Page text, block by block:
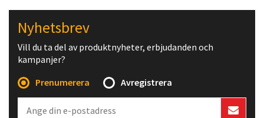
Nyhetsbrev
Vill du ta del av produktnyheter, erbjudanden och
kampanjer?
Prenumerera
Avregistrera